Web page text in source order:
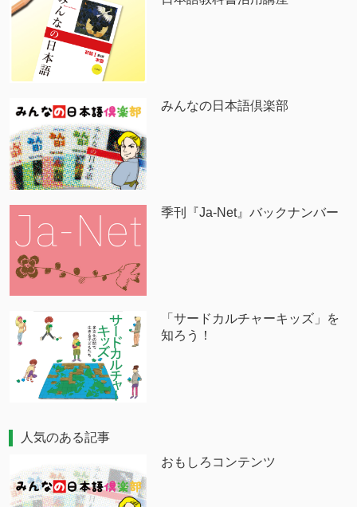
みんなの日本語倶楽部
季刊『Ja-Net』バックナンバー
「サードカルチャーキッズ」を
知ろう！
人気のある記事
おもしろコンテンツ